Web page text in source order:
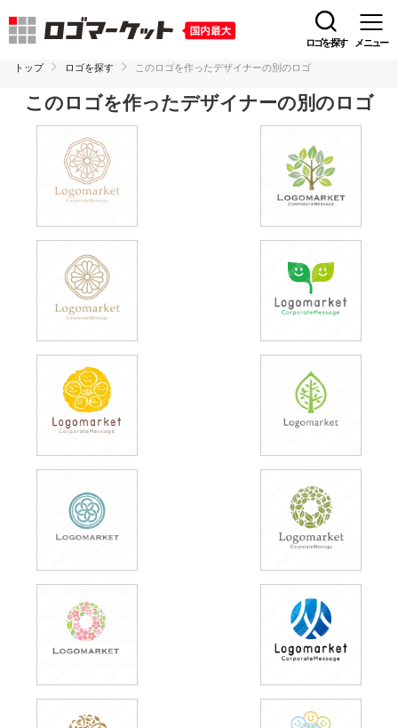
ロゴを探す メニュー
トップ ロゴを探す このロゴを作ったデザイナーの別のロゴ
このロゴを作ったデザイナーの別のロゴ